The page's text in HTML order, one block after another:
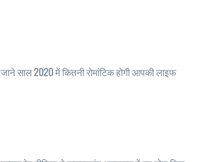
जाने साल 2020 में कितनी रोमांटिक होगी आपकी लाइफ